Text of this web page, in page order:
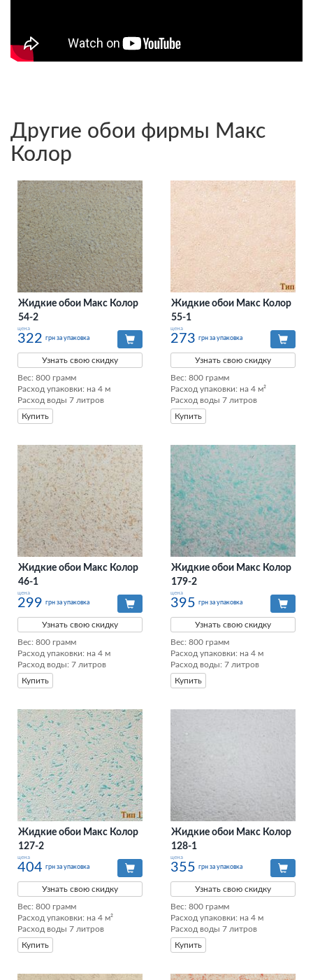
Другие обои фирмы Макс
Колор
Жидкие обои Макс Колор
54-2
цена
322 грн за упаковка
Узнать свою скидку
Вес: 800 грамм
Расход упаковки: на 4 м
Расход воды 7 литров
Купить
Жидкие обои Макс Колор
55-1
цена
273 грн за упаковка
Узнать свою скидку
Вес: 800 грамм
Расход упаковки: на 4 м²
Расход воды 7 литров
Купить
Жидкие обои Макс Колор
46-1
цена
299 грн за упаковка
Узнать свою скидку
Вес: 800 грамм
Расход упаковки: на 4 м
Расход воды: 7 литров
Купить
Жидкие обои Макс Колор
179-2
цена
395 грн за упаковка
Узнать свою скидку
Вес: 800 грамм
Расход упаковки: на 4 м
Расход воды: 7 литров
Купить
Жидкие обои Макс Колор
127-2
цена
404 грн за упаковка
Узнать свою скидку
Вес: 800 грамм
Расход упаковки: на 4 м²
Расход воды 7 литров
Купить
Жидкие обои Макс Колор
128-1
цена
355 грн за упаковка
Узнать свою скидку
Вес: 800 грамм
Расход упаковки: на 4 м
Расход воды 7 литров
Купить